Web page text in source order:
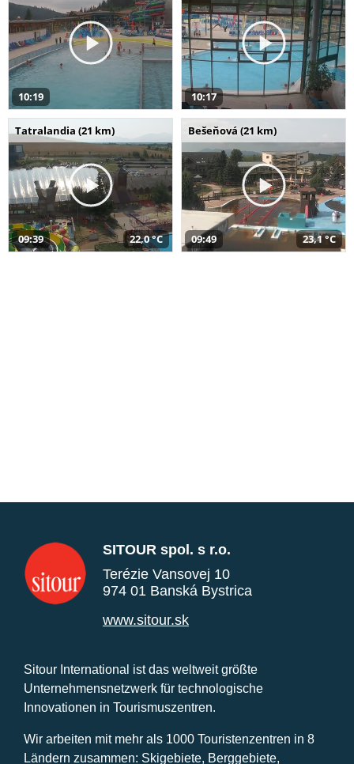
10:19 10:17
Tatralandia (21 km)
09:39 22,0 °C
Bešeňová (21 km)
09:49 23,1 °C
SITOUR spol. s r.o.
Terézie Vansovej 10
974 01 Banská Bystrica
www.sitour.sk
Sitour International ist das weltweit größte
Unternehmensnetzwerk für technologische
Innovationen in Tourismuszentren.
Wir arbeiten mit mehr als 1000 Touristenzentren in 8
Ländern zusammen: Skigebiete, Berggebiete,